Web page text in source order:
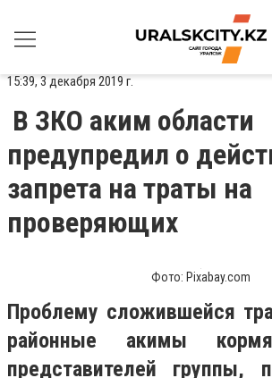
15:39, 3 декабря 2019 г.
В ЗКО аким области
предупредил о
запрета на траты на
проверяющих
Фото: Pixabay.com
Проблему сложившейся
районные акимы
представителей группы,